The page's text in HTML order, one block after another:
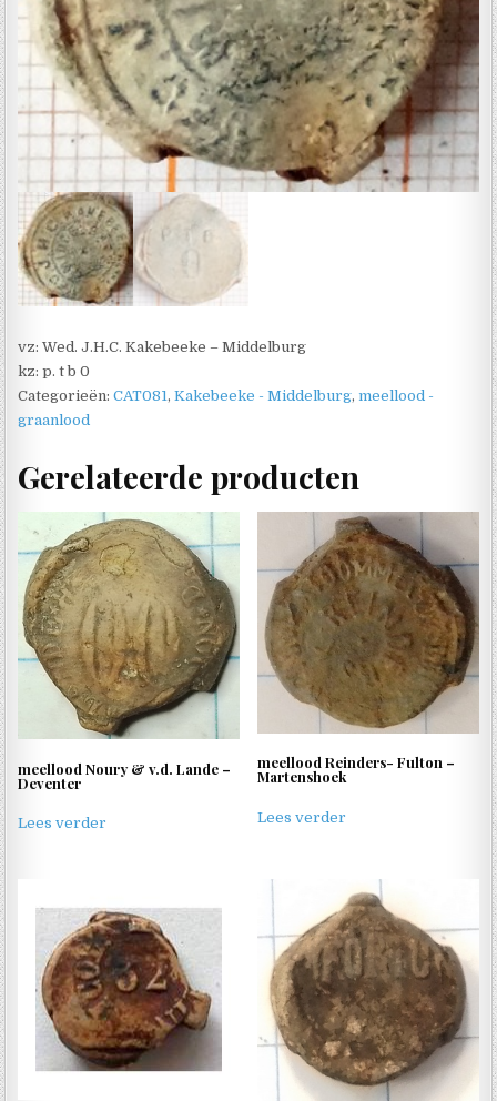
vz: Wed. J.H.C. Kakebeeke – Middelburg
kz: p. t b 0
Categorieën:CAT081,Kakebeeke - Middelburg,meellood -
graanlood
Gerelateerde producten
meellood Noury & v.d. Lande –
Deventer
Lees verder
meellood Reinders- Fulton –
Martenshoek
Lees verder